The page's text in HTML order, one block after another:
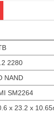
2280
NAND
SM2264
x 23.2 x